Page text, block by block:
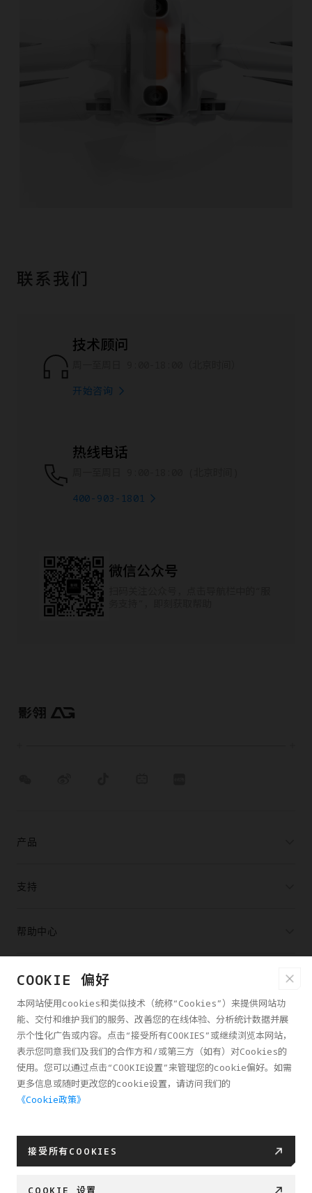
联系我们
技术顾问
开始咨询
热线电话
400-903-1801
微信公众号
产品
支持
帮助中心
合作伙伴
购买渠道
关于影翎AG
隐私条款 用户协议
COOKIE 偏好
本网站使用cookies和类似技术（统称“Cookies”）来提供网站功
能、交付和维护我们的服务、改善您的在线体验、分析统计数据并展
示个性化广告或内容。点击“接受所有COOKIES”或继续浏览本网站，
表示您同意我们及我们的合作方和/或第三方（如有）对Cookies的
使用。您可以通过点击“COOKIE设置”来管理您的cookie偏好。如需
更多信息或随时更改您的cookie设置，请访问我们的
《Cookie政策》
接受所有COOKIES
COOKIE 设置